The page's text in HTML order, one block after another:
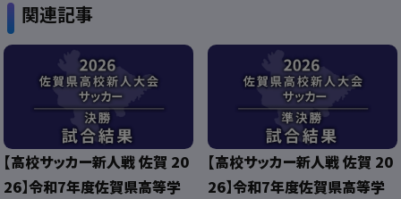
関連記事
【高校サッカー新人戦 佐賀 20
26】令和7年度佐賀県高等学
【高校サッカー新人戦 佐賀 20
26】令和7年度佐賀県高等学